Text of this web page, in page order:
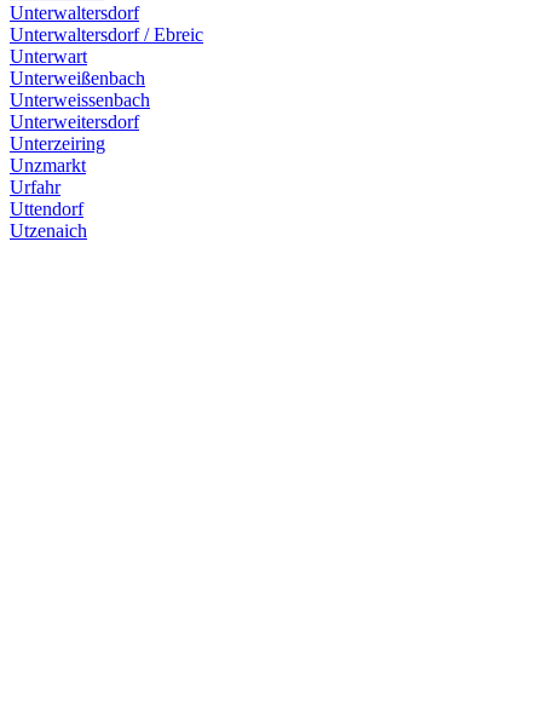
Unterwaltersdorf
Unterwaltersdorf / Ebreic
Unterwart
Unterweißenbach
Unterweissenbach
Unterweitersdorf
Unterzeiring
Unzmarkt
Urfahr
Uttendorf
Utzenaich